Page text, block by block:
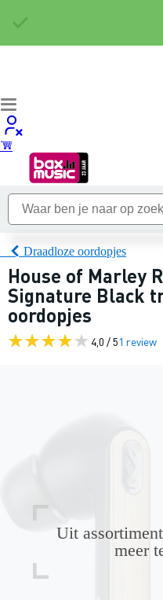
Draadloze oordopjes
House of Marley
Signature Black
oordopjes
4,0 / 51 review
Uit
meer